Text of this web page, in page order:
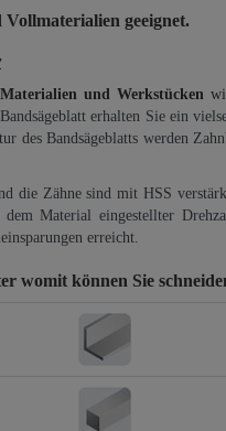
geeignet.
und Werkstücken
erhalten Sie ein
des Bandsägeblatts werden
die Zähne sind mit HSS
Material eingestellter
erreicht.
womit können Sie